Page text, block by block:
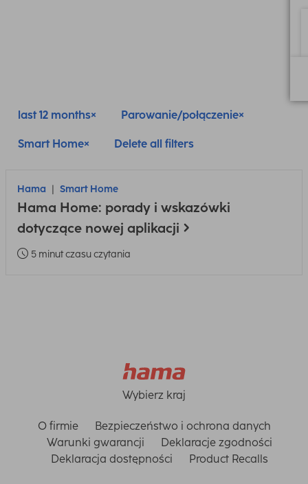
last 12 months Parowanie/połączenie
Smart Home Delete all filters
Hama Smart Home
Hama Home: porady i wskazówki
dotyczące nowej aplikacji
5 minut czasu czytania
Wybierz kraj
O firmie
Bezpieczeństwo i ochrona danych
Warunki gwarancji
Deklaracje zgodności
Deklaracja dostępności
Product Recalls